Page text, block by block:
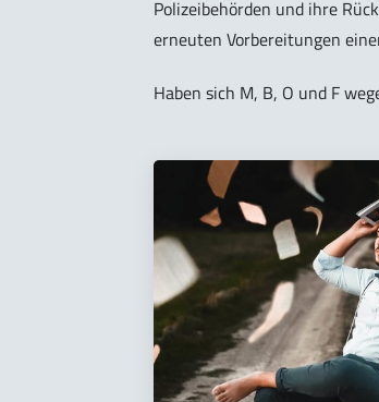
Polizeibehörden und ihre
erneuten Vorbereitungen
Haben sich M, B, O und F